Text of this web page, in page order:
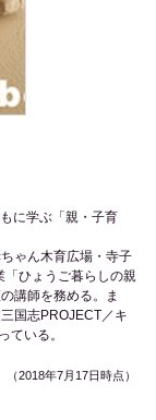
に学ぶ「親・子育
ゃん木育広場・寺子
ひょうご暮らしの親
講師を務める。ま
国志PROJECT／キ
ている。
（2018年7月17日時点）